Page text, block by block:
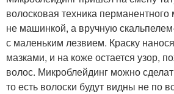
волосковая техника
не машинкой, а вручную
с маленьким лезвием. Краску
мазками, и на коже остается узор,
волос. Микроблейдинг можно
то есть волоски будут видны не по